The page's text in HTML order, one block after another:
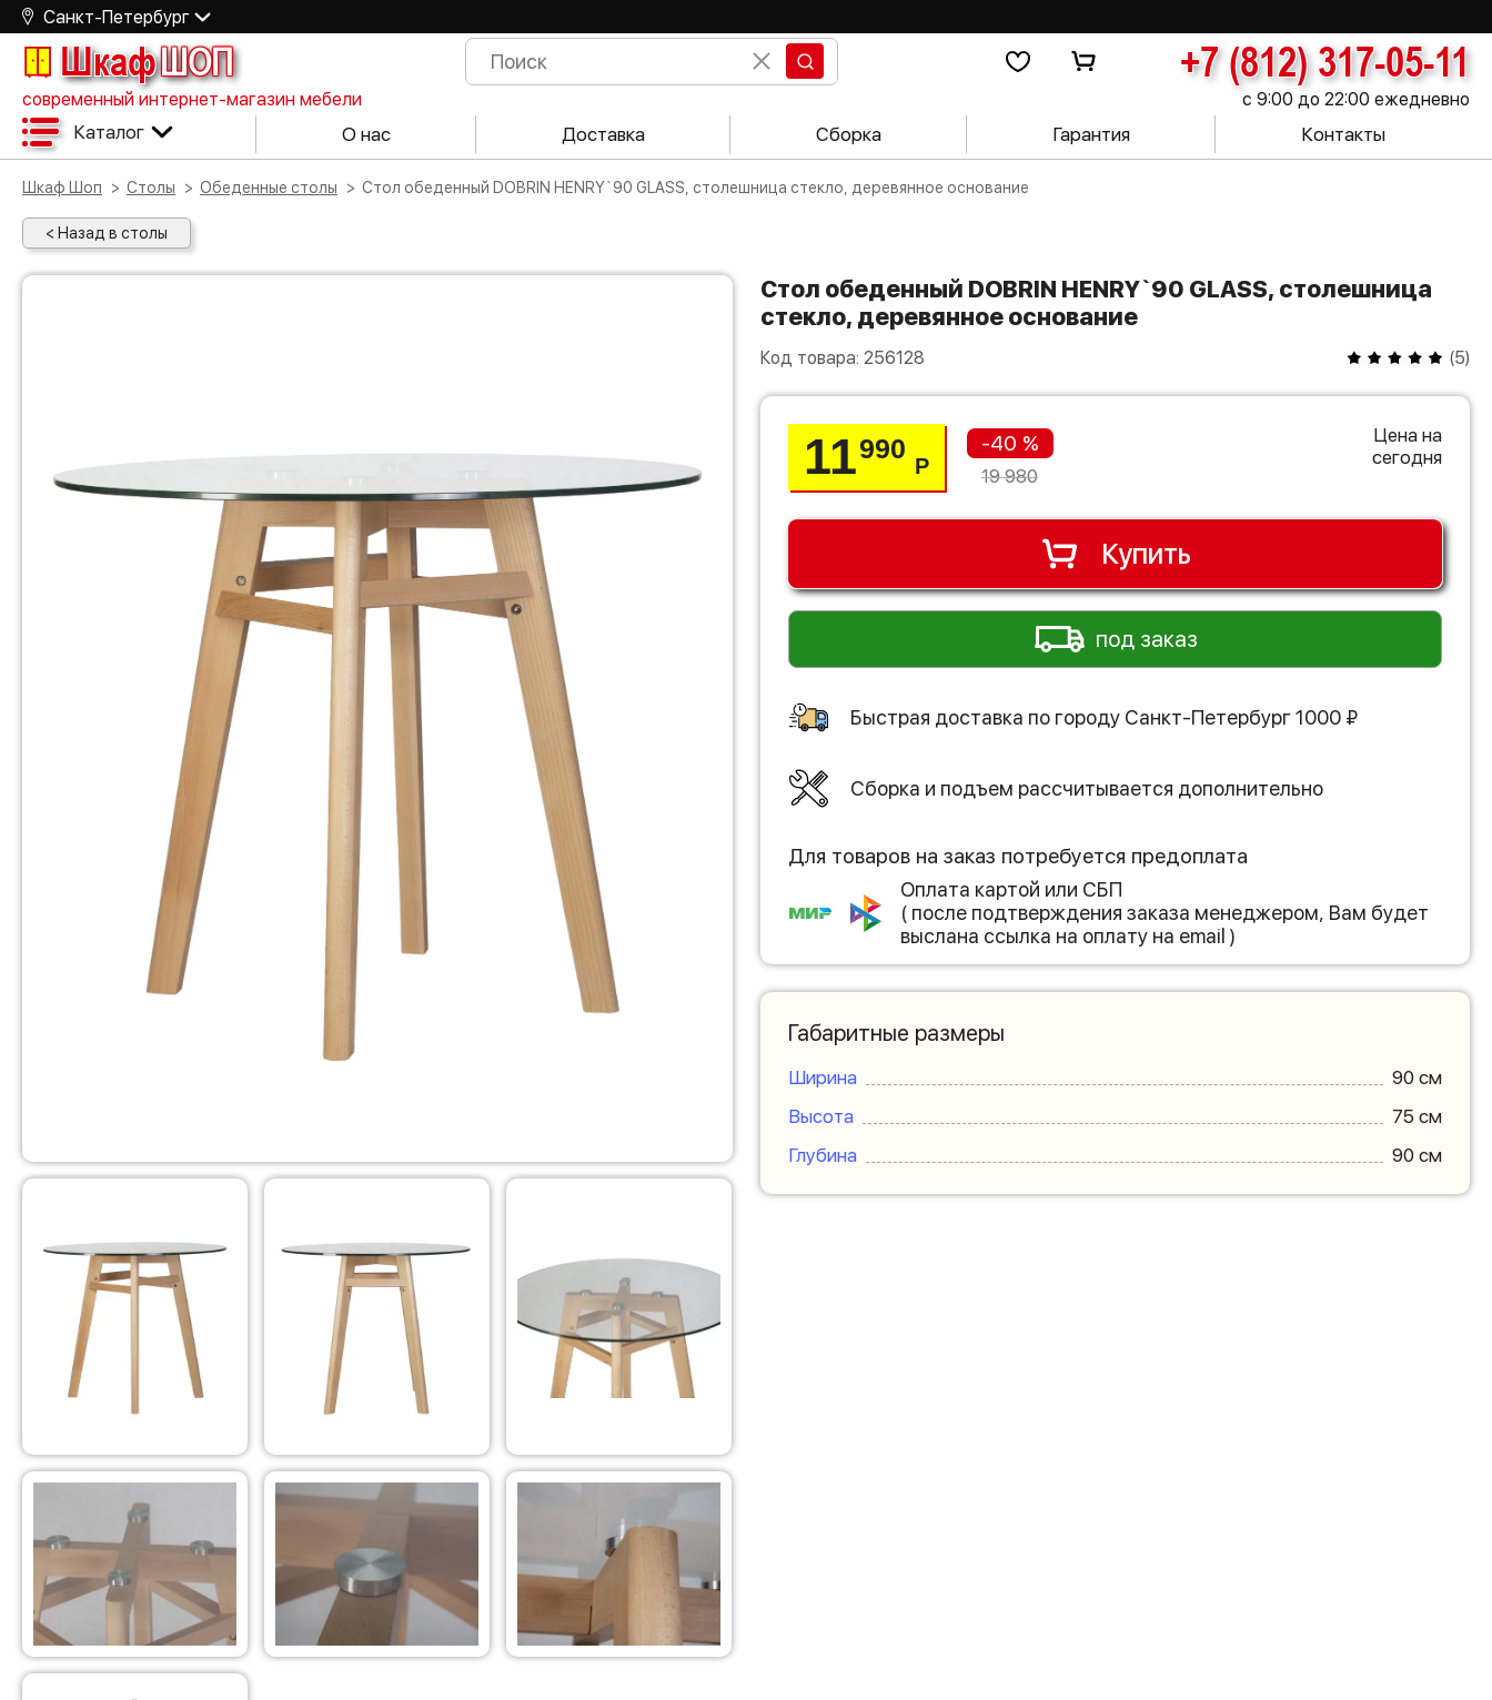
Санкт-Петербург
ШкафШОП +7 (812) 317-05-11
современный интернет-магазин мебели с 9:00 до 22:00 ежедневно
Каталог О нас Доставка Сборка Гарантия Контакты
Шкаф Шоп Столы Обеденные столы Стол обеденный DOBRIN HENRY`90 GLASS, столешница стекло, деревянное основание
< Назад в столы
Стол обеденный DOBRIN HENRY`90 GLASS, столешница
стекло, деревянное основание
Код товара: 256128 (5)
11990
Р
-40 %
19 980
Цена на
сегодня
Купить
под заказ
Быстрая доставка по городу Санкт-Петербург 1000 ₽
Сборка и подъем рассчитывается дополнительно
Для товаров на заказ потребуется предоплата
Оплата картой или СБП
( после подтверждения заказа менеджером, Вам будет
выслана ссылка на оплату на email )
Габаритные размеры
Ширина
90 см
Высота
75 см
Глубина
90 см